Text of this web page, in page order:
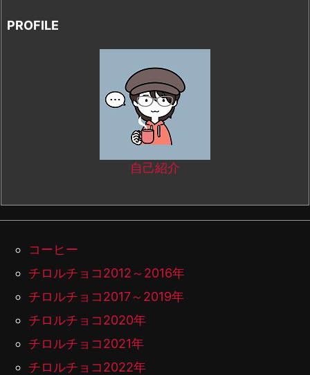
PROFILE
自己紹介
コーヒー
チロルチョコ2012～2016年
チロルチョコ2017～2019年
チロルチョコ2020年
チロルチョコ2021年
チロルチョコ2022年